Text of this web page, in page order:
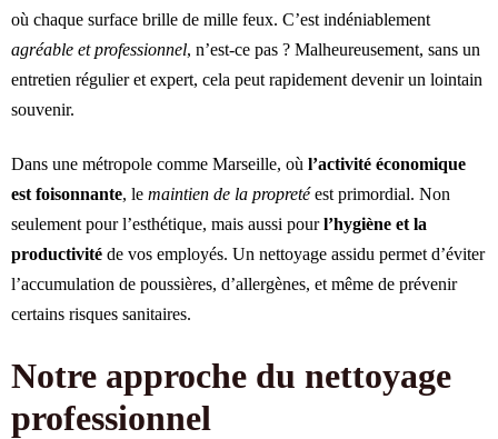
où chaque surface brille de mille feux. C’est indéniablement
agréable et professionnel, n’est-ce pas ? Malheureusement, sans un
entretien régulier et expert, cela peut rapidement devenir un lointain
souvenir.
Dans une métropole comme Marseille, où l’activité économique
est foisonnante, le maintien de la propreté est primordial. Non
seulement pour l’esthétique, mais aussi pourl’hygiène et la
productivité de vos employés. Un nettoyage assidu permet d’éviter
l’accumulation de poussières, d’allergènes, et même de prévenir
certains risques sanitaires.
Notre approche du nettoyage
professionnel